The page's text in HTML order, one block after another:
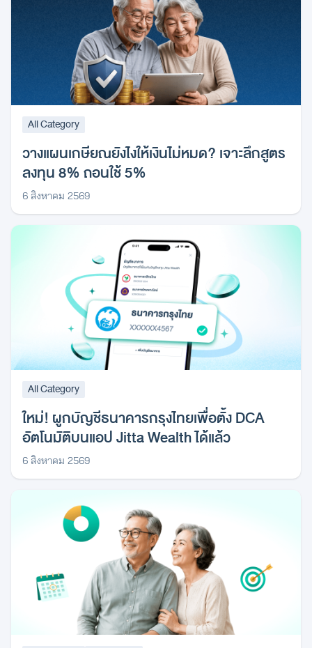
All Category
วางแผนเกษียณยังไงให้เงินไม่หมด? เจาะลึกสูตร
ลงทุน 8% ถอนใช้ 5%
6 สิงหาคม 2569
All Category
ใหม่! ผูกบัญชีธนาคารกรุงไทยเพื่อตั้ง DCA
อัตโนมัติบนแอป Jitta Wealth ได้แล้ว
6 สิงหาคม 2569